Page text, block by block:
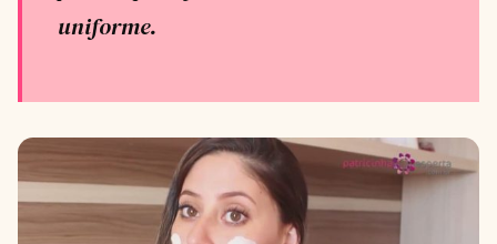
uniforme.